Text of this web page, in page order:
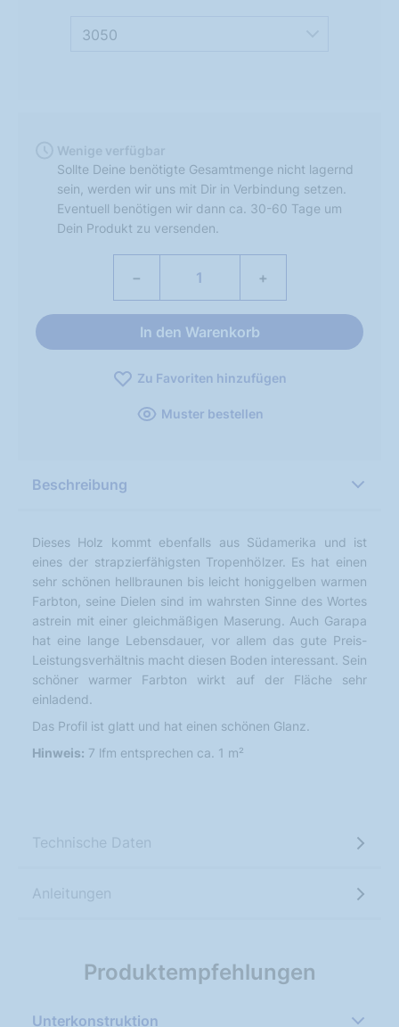
3050
Wenige verfügbar
Sollte Deine benötigte Gesamtmenge nicht lagernd
sein, werden wir uns mit Dir in Verbindung setzen.
Eventuell benötigen wir dann ca. 30-60 Tage um
Dein Produkt zu versenden.
− +
In den Warenkorb
Zu Favoriten hinzufügen
Muster bestellen
Beschreibung
Dieses Holz kommt ebenfalls aus Südamerika und ist
eines der strapzierfähigsten Tropenhölzer. Es hat einen
sehr schönen hellbraunen bis leicht honiggelben warmen
Farbton, seine Dielen sind im wahrsten Sinne des Wortes
astrein mit einer gleichmäßigen Maserung. Auch Garapa
hat eine lange Lebensdauer, vor allem das gute Preis-
Leistungsverhältnis macht diesen Boden interessant. Sein
schöner warmer Farbton wirkt auf der Fläche sehr
einladend.
Das Profil ist glatt und hat einen schönen Glanz.
Hinweis: 7 lfm entsprechen ca. 1 m²
Technische Daten
Anleitungen
Produktempfehlungen
Unterkonstruktion